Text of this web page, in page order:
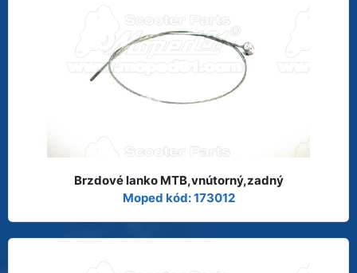
Brzdové lanko MTB,vnútorný,zadný
Moped kód: 173012